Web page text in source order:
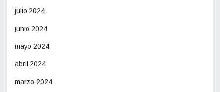
julio 2024
junio 2024
mayo 2024
abril 2024
marzo 2024